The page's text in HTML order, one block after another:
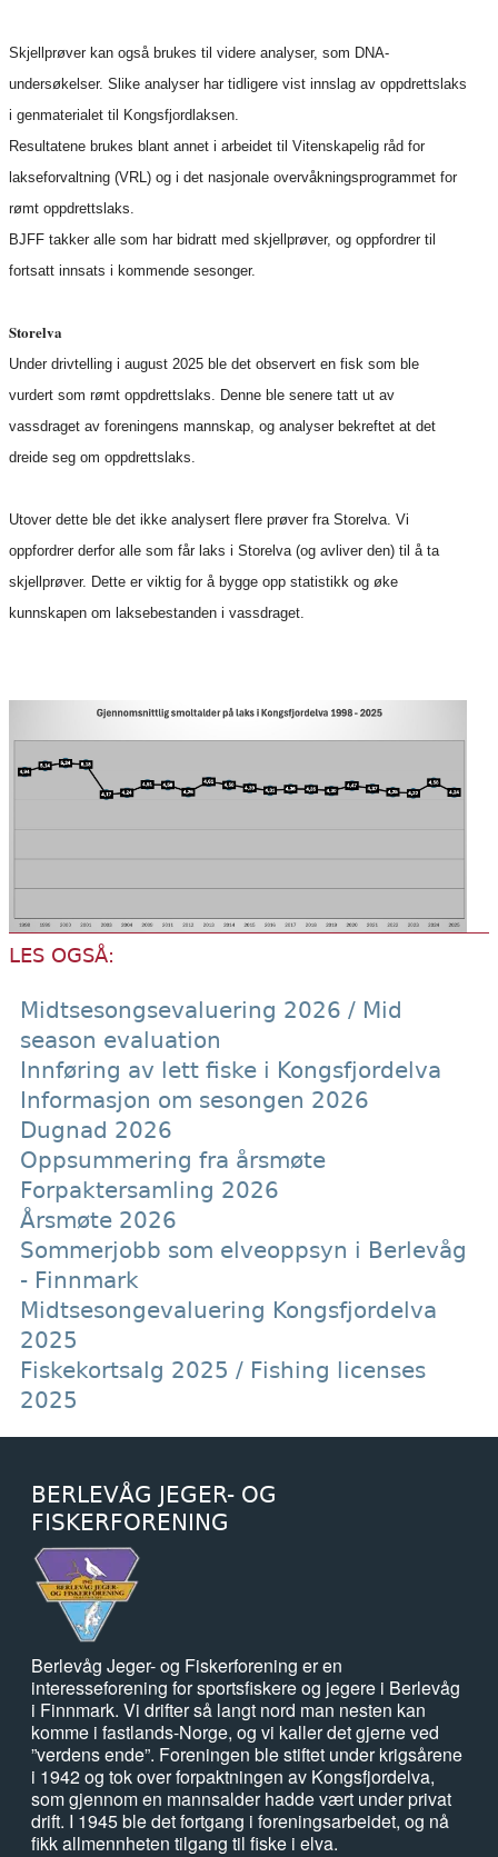
Skjellprøver kan også brukes til videre analyser, som DNA-
undersøkelser. Slike analyser har tidligere vist innslag av oppdrettslaks
i genmaterialet til Kongsfjordlaksen.
Resultatene brukes blant annet i arbeidet til Vitenskapelig råd for
lakseforvaltning (VRL) og i det nasjonale overvåkningsprogrammet for
rømt oppdrettslaks.
BJFF takker alle som har bidratt med skjellprøver, og oppfordrer til
fortsatt innsats i kommende sesonger.
Storelva
Under drivtelling i august 2025 ble det observert en fisk som ble
vurdert som rømt oppdrettslaks. Denne ble senere tatt ut av
vassdraget av foreningens mannskap, og analyser bekreftet at det
dreide seg om oppdrettslaks.
Utover dette ble det ikke analysert flere prøver fra Storelva. Vi
oppfordrer derfor alle som får laks i Storelva (og avliver den) til å ta
skjellprøver. Dette er viktig for å bygge opp statistikk og øke
kunnskapen om laksebestanden i vassdraget.
LES OGSÅ:
Midtsesongsevaluering 2026 / Mid
season evaluation
Innføring av lett fiske i Kongsfjordelva
Informasjon om sesongen 2026
Dugnad 2026
Oppsummering fra årsmøte
Forpaktersamling 2026
Årsmøte 2026
Sommerjobb som elveoppsyn i Berlevåg
- Finnmark
Midtsesongevaluering Kongsfjordelva
2025
Fiskekortsalg 2025 / Fishing licenses
2025
BERLEVÅG JEGER- OG
FISKERFORENING
Berlevåg Jeger- og Fiskerforening er en
interesseforening for sportsfiskere og jegere i Berlevåg
i Finnmark. Vi drifter så langt nord man nesten kan
komme i fastlands-Norge, og vi kaller det gjerne ved
”verdens ende”. Foreningen ble stiftet under krigsårene
i 1942 og tok over forpaktningen av Kongsfjordelva,
som gjennom en mannsalder hadde vært under privat
drift. I 1945 ble det fortgang i foreningsarbeidet, og nå
fikk allmennheten tilgang til fiske i elva.